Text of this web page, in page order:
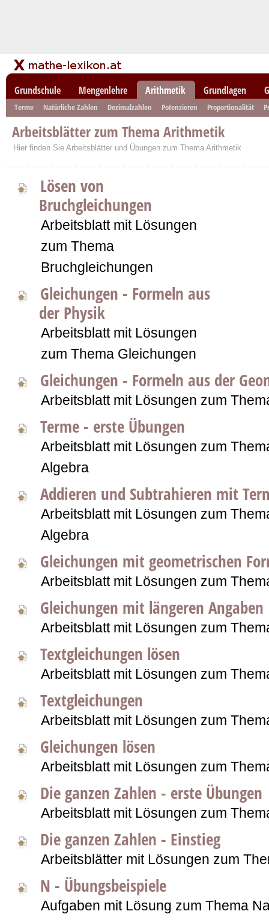
Grundschule Mengenlehre Arithmetik Grundlagen
Terme Natürliche Zahlen Dezimalzahlen Potenzieren Proportionalität
Arbeitsblätter zum Thema Arithmetik
Hier finden Sie Arbeitsblätter und Übungen zum Thema Arithmetik
Lösen von
Bruchgleichungen
Arbeitsblatt mit Lösungen
zum Thema
Bruchgleichungen
Gleichungen - Formeln aus
der Physik
Arbeitsblatt mit Lösungen
zum Thema Gleichungen
Gleichungen - Formeln aus der
Arbeitsblatt mit Lösungen zum
Terme - erste Übungen
Arbeitsblatt mit Lösungen zum
Algebra
Addieren und Subtrahieren mit
Arbeitsblatt mit Lösungen zum
Algebra
Gleichungen mit geometrischen
Arbeitsblatt mit Lösungen zum
Gleichungen mit längeren Angaben
Arbeitsblatt mit Lösungen zum
Textgleichungen lösen
Arbeitsblatt mit Lösungen zum
Textgleichungen
Arbeitsblatt mit Lösungen zum
Gleichungen lösen
Arbeitsblatt mit Lösungen zum
Die ganzen Zahlen - erste Übungen
Arbeitsblatt mit Lösungen zum
Die ganzen Zahlen - Einstieg
Arbeitsblätter mit Lösungen zum
N - Übungsbeispiele
Aufgaben mit Lösung zum Thema